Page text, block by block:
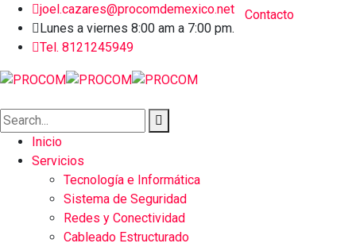
joel.cazares@procomdemexico.net
Lunes a viernes 8:00 am a 7:00 pm.
Tel. 8121245949
Contacto
Inicio
Servicios
Tecnología e Informática
Sistema de Seguridad
Redes y Conectividad
Cableado Estructurado